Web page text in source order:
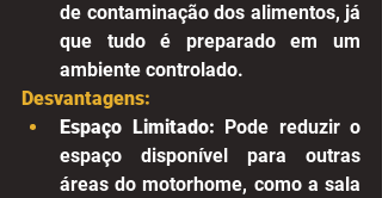
de contaminação dos alimentos, já
que tudo é preparado em um
ambiente controlado.
Desvantagens:
Espaço Limitado: Pode reduzir o
espaço disponível para outras
áreas do motorhome, como a sala